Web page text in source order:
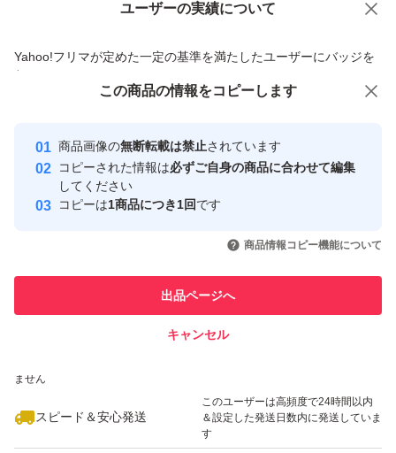
ユーザーの実績について
Yahoo!フリマが定めた一定の基準を満たしたユーザーにバッジを
付与しています
安心取引出品者
心・安全なユーザーです
取引実績
引を完了させた実績があります
での取引実績があります
ません
スピード＆安心発送
このユーザーは高頻度で24時間以内
＆設定した発送日数内に発送していま
す
価格の相談 商品への質問
この商品の情報をコピーします
商品画像の無断転載は禁止されています
コピーされた情報は必ずご自身の商品に合わせて編集
してください
コピーは1商品につき1回です
商品情報コピー機能について
出品ページへ
キャンセル
この商品をみている人にオススメ